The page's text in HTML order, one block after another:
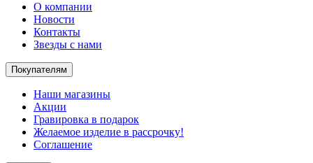
О компании
Новости
Контакты
Звезды с нами
Покупателям
Наши магазины
Акции
Гравировка в подарок
Желаемое изделие в рассрочку!
Соглашение